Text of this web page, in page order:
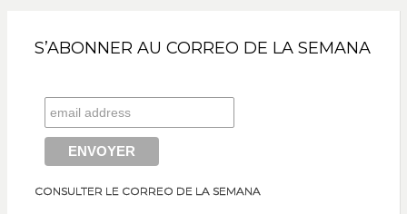
S’ABONNER AU CORREO DE LA SEMANA
CONSULTER LE CORREO DE LA SEMANA